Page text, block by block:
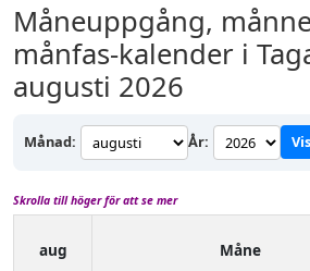
Måneuppgång,
månfas-kalender i
augusti 2026
Månad: År:
Skrolla till höger för att se mer
aug
Måne